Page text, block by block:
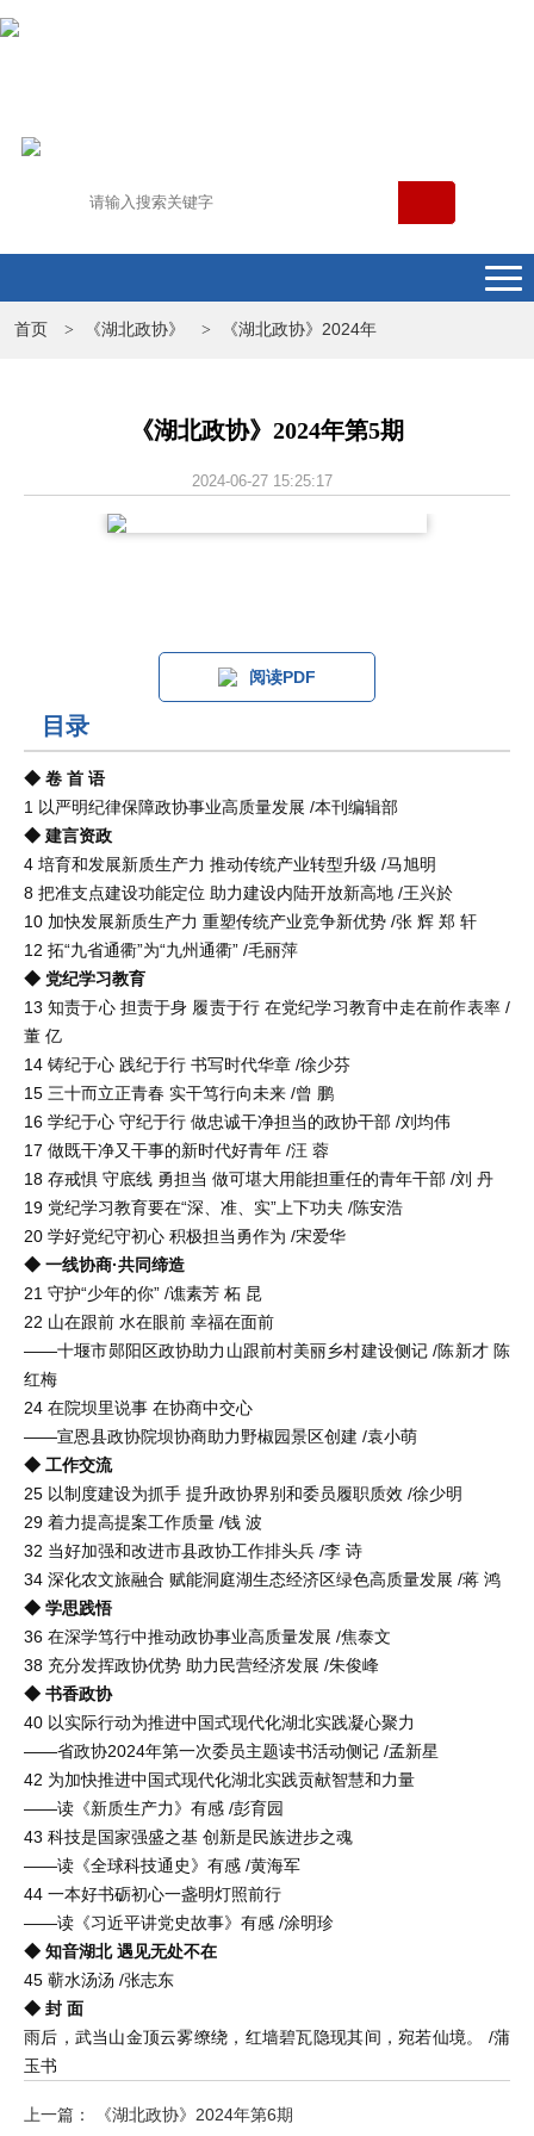
首页 > 《湖北政协》 > 《湖北政协》2024年
《湖北政协》2024年第5期
2024-06-27 15:25:17
阅读PDF
目录
◆ 卷 首 语
1 以严明纪律保障政协事业高质量发展 /本刊编辑部
◆ 建言资政
4 培育和发展新质生产力 推动传统产业转型升级 /马旭明
8 把准支点建设功能定位 助力建设内陆开放新高地 /王兴於
10 加快发展新质生产力 重塑传统产业竞争新优势 /张 辉 郑 轩
12 拓“九省通衢”为“九州通衢” /毛丽萍
◆ 党纪学习教育
13 知责于心 担责于身 履责于行 在党纪学习教育中走在前作表率 /
董 亿
14 铸纪于心 践纪于行 书写时代华章 /徐少芬
15 三十而立正青春 实干笃行向未来 /曾 鹏
16 学纪于心 守纪于行 做忠诚干净担当的政协干部 /刘均伟
17 做既干净又干事的新时代好青年 /汪 蓉
18 存戒惧 守底线 勇担当 做可堪大用能担重任的青年干部 /刘 丹
19 党纪学习教育要在“深、准、实”上下功夫 /陈安浩
20 学好党纪守初心 积极担当勇作为 /宋爱华
◆ 一线协商·共同缔造
21 守护“少年的你” /谯素芳 柘 昆
22 山在跟前 水在眼前 幸福在面前
——十堰市郧阳区政协助力山跟前村美丽乡村建设侧记 /陈新才 陈
红梅
24 在院坝里说事 在协商中交心
——宣恩县政协院坝协商助力野椒园景区创建 /袁小萌
◆ 工作交流
25 以制度建设为抓手 提升政协界别和委员履职质效 /徐少明
29 着力提高提案工作质量 /钱 波
32 当好加强和改进市县政协工作排头兵 /李 诗
34 深化农文旅融合 赋能洞庭湖生态经济区绿色高质量发展 /蒋 鸿
◆ 学思践悟
36 在深学笃行中推动政协事业高质量发展 /焦泰文
38 充分发挥政协优势 助力民营经济发展 /朱俊峰
◆ 书香政协
40 以实际行动为推进中国式现代化湖北实践凝心聚力
——省政协2024年第一次委员主题读书活动侧记 /孟新星
42 为加快推进中国式现代化湖北实践贡献智慧和力量
——读《新质生产力》有感 /彭育园
43 科技是国家强盛之基 创新是民族进步之魂
——读《全球科技通史》有感 /黄海军
44 一本好书砺初心一盏明灯照前行
——读《习近平讲党史故事》有感 /涂明珍
◆ 知音湖北 遇见无处不在
45 蕲水汤汤 /张志东
◆ 封 面
雨后，武当山金顶云雾缭绕，红墙碧瓦隐现其间，宛若仙境。 /蒲
玉书
上一篇： 《湖北政协》2024年第6期